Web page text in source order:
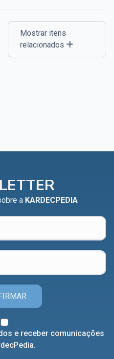
Mostrar itens
relacionados
a KARDECPEDIA
e receber comunicações